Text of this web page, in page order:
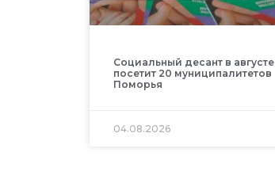
Социальный десант в августе
посетит 20 муниципалитетов
Поморья
04.08.2026